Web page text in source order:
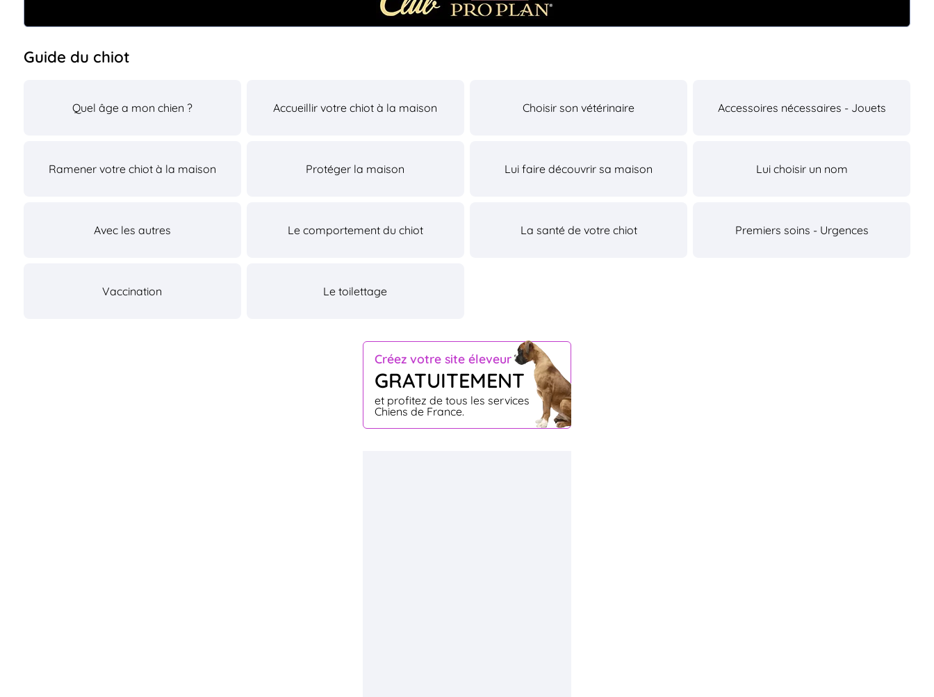
Créez votre site éleveur
GRATUITEMENT
et profitez de tous les services
Chiens de France.
Guide du chiot
Quel âge a mon chien ? Accueillir votre chiot à la maison Choisir son vétérinaire Accessoires nécessaires - Jouets
Ramener votre chiot à la maison Protéger la maison Lui faire découvrir sa maison Lui choisir un nom
Avec les autres Le comportement du chiot La santé de votre chiot Premiers soins - Urgences
Vaccination Le toilettage